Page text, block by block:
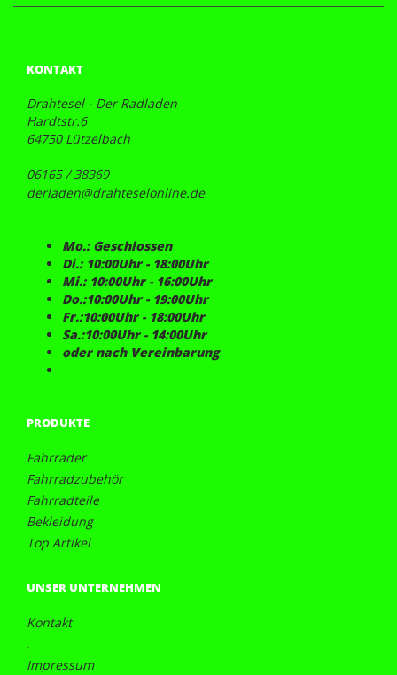
KONTAKT
Drahtesel - Der Radladen
Hardtstr.6
64750 Lützelbach
06165 / 38369
derladen@drahteselonline.de
Mo.: Geschlossen
Di.: 10:00Uhr - 18:00Uhr
Mi.: 10:00Uhr - 16:00Uhr
Do.:10:00Uhr - 19:00Uhr
Fr.:10:00Uhr - 18:00Uhr
Sa.:10:00Uhr - 14:00Uhr
oder nach Vereinbarung
PRODUKTE
Fahrräder
Fahrradzubehör
Fahrradteile
Bekleidung
Top Artikel
UNSER UNTERNEHMEN
Kontakt
.
Impressum